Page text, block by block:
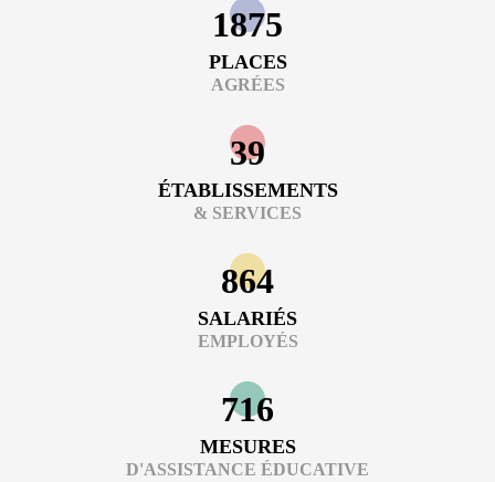
1875
PLACES
AGRÉES
39
ÉTABLISSEMENTS
& SERVICES
864
SALARIÉS
EMPLOYÉS
716
MESURES
D'ASSISTANCE ÉDUCATIVE